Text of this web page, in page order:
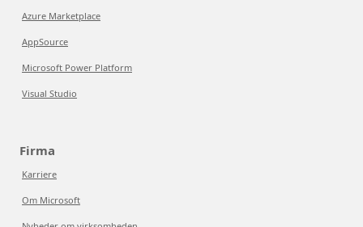
Azure Marketplace
AppSource
Microsoft Power Platform
Visual Studio
Firma
Karriere
Om Microsoft